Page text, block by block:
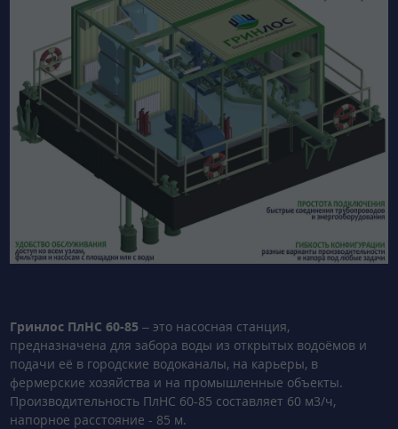
Гринлос ПлНС 60-85 – это насосная станция,
предназначена для забора воды из открытых водоёмов и
подачи её в городские водоканалы, на карьеры, в
фермерские хозяйства и на промышленные объекты.
Производительность ПлНС 60-85 составляет 60 м3/ч,
напорное расстояние - 85 м.